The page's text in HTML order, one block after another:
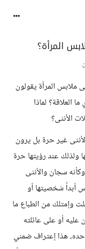
المرأة؟
ملابس المرأة يقولون
العلاقة؟ لماذا
الأنثى؟
غير حرة بل يرون
ولذلك عند رؤيتها حرة
سجان والأنثى
أبداً شخصيتها أو
وإمتلك من الطباع ما
أو على عائلته
هذا إعتراف ضمني